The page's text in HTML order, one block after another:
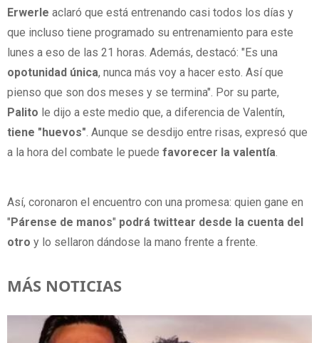
Erwerle aclaró que está entrenando casi todos los días y
que incluso tiene programado su entrenamiento para este
lunes a eso de las 21 horas. Además, destacó: "Es una
opotunidad única, nunca más voy a hacer esto. Así que
pienso que son dos meses y se termina". Por su parte,
Palito le dijo a este medio que, a diferencia de Valentín,
tiene "huevos". Aunque se desdijo entre risas, expresó que
a la hora del combate le puede favorecer la valentía.
Así, coronaron el encuentro con una promesa: quien gane en
" Párense de manos" podrá twittear desde la cuenta del
otro y lo sellaron dándose la mano frente a frente.
MÁS NOTICIAS